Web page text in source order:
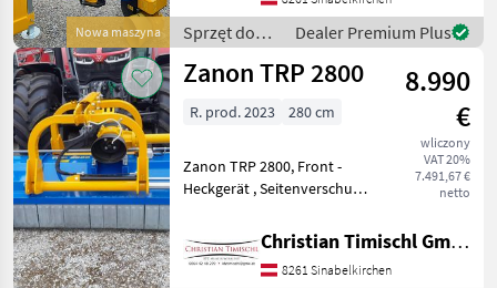
Nowa maszyna
Gelenkwelle Typ młota:
Młoty – Rozdrabniacz, Bieg
jałowy: Bie
Sprzęt do
siewu /
Zanon
Dealer Premium Plus
Zanon TRP 2800
8.990
€
wliczony
VAT 20%
7.491,67 €
netto
R. prod. 2023 280 cm
Zanon TRP 2800, Front -
Heckgerät , Seitenverschub
Gegenschneide,
höhenverstellbare
Christian Timischl GmbH
8261 Sinabelkirchen